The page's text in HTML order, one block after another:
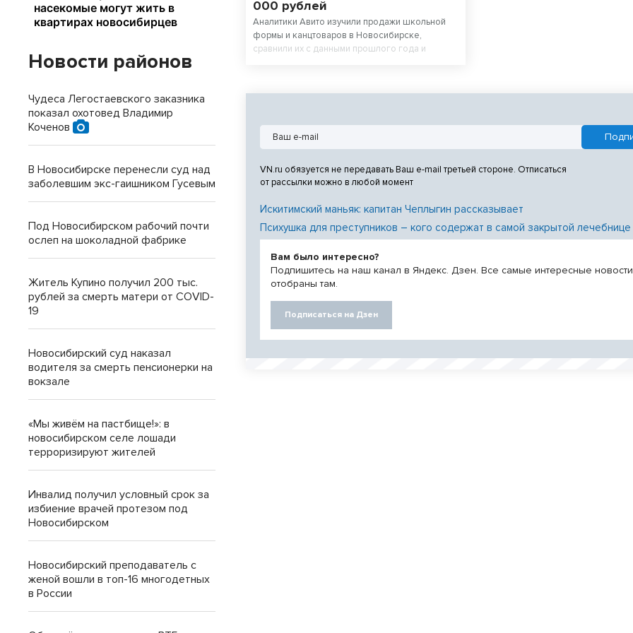
000 рублей
Аналитики Авито изучили продажи школьной
формы и канцтоваров в Новосибирске,
сравнили их с данными прошлого года и
VN.ru обязуется не передавать Ваш e-mail третьей стороне. Отписаться
от рассылки можно в любой момент
Искитимский маньяк: капитан Чеплыгин рассказывает
Психушка для преступников – кого содержат в самой закрытой
Вам было интересно?
Подпишитесь на наш канал в Яндекс. Дзен. Все самые интересные новости
отобраны там.
Подписаться на Дзен
Новости районов
Чудеса Легостаевского заказника
показал охотовед Владимир
Коченов
В Новосибирске перенесли суд над
заболевшим экс-гаишником Гусевым
Под Новосибирском рабочий почти
ослеп на шоколадной фабрике
Житель Купино получил 200 тыс.
рублей за смерть матери от COVID-
19
Новосибирский суд наказал
водителя за смерть пенсионерки на
вокзале
«Мы живём на пастбище!»: в
новосибирском селе лошади
терроризируют жителей
Инвалид получил условный срок за
избиение врачей протезом под
Новосибирском
Новосибирский преподаватель с
женой вошли в топ-16 многодетных
в России